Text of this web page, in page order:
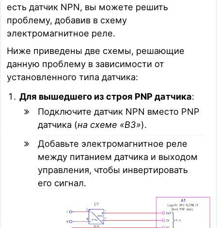
есть датчик NPN, вы можете решить
проблему, добавив в схему
электромагнитное реле.
Ниже приведены две схемы, решающие
данную проблему в зависимости от
установленного типа датчика:
Для вышедшего из строя PNP датчика:
Подключите датчик NPN вместо PNP
датчика (на схеме «B3»).
Добавьте электромагнитное реле
между питанием датчика и выходом
управления, чтобы инвертировать
его сигнал.